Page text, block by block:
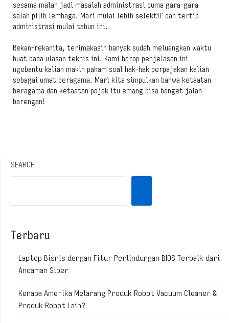
sesama malah jadi masalah administrasi cuma gara-gara
salah pilih lembaga. Mari mulai lebih selektif dan tertib
administrasi mulai tahun ini.
Rekan-rekanita, terimakasih banyak sudah meluangkan waktu
buat baca ulasan teknis ini. Kami harap penjelasan ini
ngebantu kalian makin paham soal hak-hak perpajakan kalian
sebagai umat beragama. Mari kita simpulkan bahwa ketaatan
beragama dan ketaatan pajak itu emang bisa banget jalan
barengan!
SEARCH
Terbaru
Laptop Bisnis dengan Fitur Perlindungan BIOS Terbaik dari
Ancaman Siber
Kenapa Amerika Melarang Produk Robot Vacuum Cleaner &
Produk Robot Lain?